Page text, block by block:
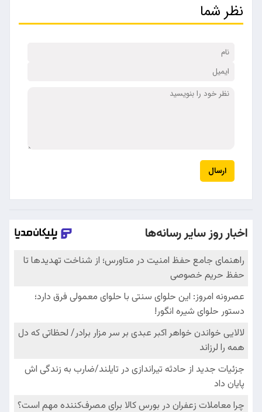
نظر شما
ارسال